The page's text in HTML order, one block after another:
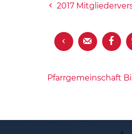
2017
  
Pfarrgemeinschaft